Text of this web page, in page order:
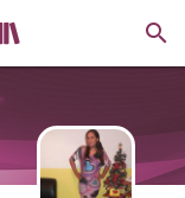
